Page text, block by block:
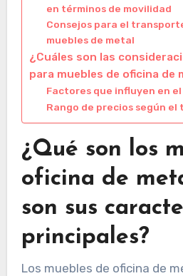
en términos de movilidad
Consejos para el
muebles de metal
¿Cuáles son las
para muebles de oficina de
Factores que influyen en
Rango de precios según el
¿Qué son los
oficina de
son sus
principales?
Los muebles de oficina de